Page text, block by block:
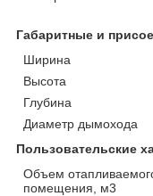
Габаритные и
Ширина
Высота
Глубина
Диаметр дымохода
Пользовательские
Объем
помещения, м3